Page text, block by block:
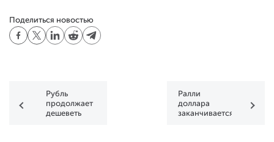
Поделиться новостью
Рубль
продолжает
дешеветь
Ралли
доллара
заканчивается